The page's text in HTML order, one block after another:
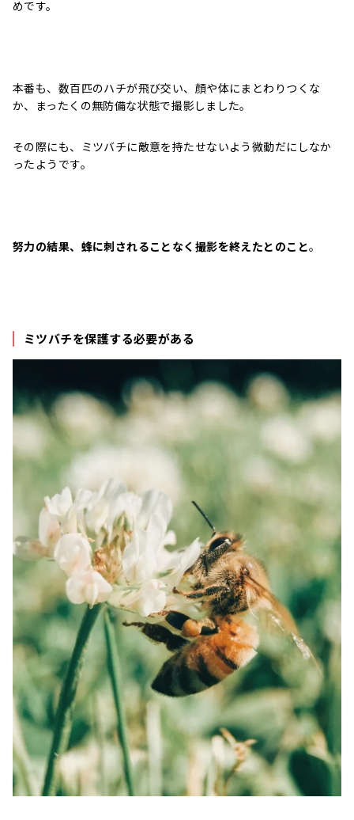
めです。
本番も、数百匹のハチが飛び交い、顔や体にまとわりつくな
か、まったくの無防備な状態で撮影しました。
その際にも、ミツバチに敵意を持たせないよう微動だにしなか
ったようです。
努力の結果、蜂に刺されることなく撮影を終えたとのこと。
ミツバチを保護する必要がある